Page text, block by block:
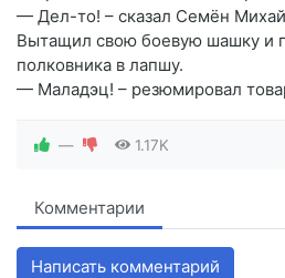
— Дел-то! – сказал Семён
Вытащил свою боевую шашку и
полковника в лапшу.
— Маладэц! – резюмировал
— 1.17K
Комментарии
Написать комментарий